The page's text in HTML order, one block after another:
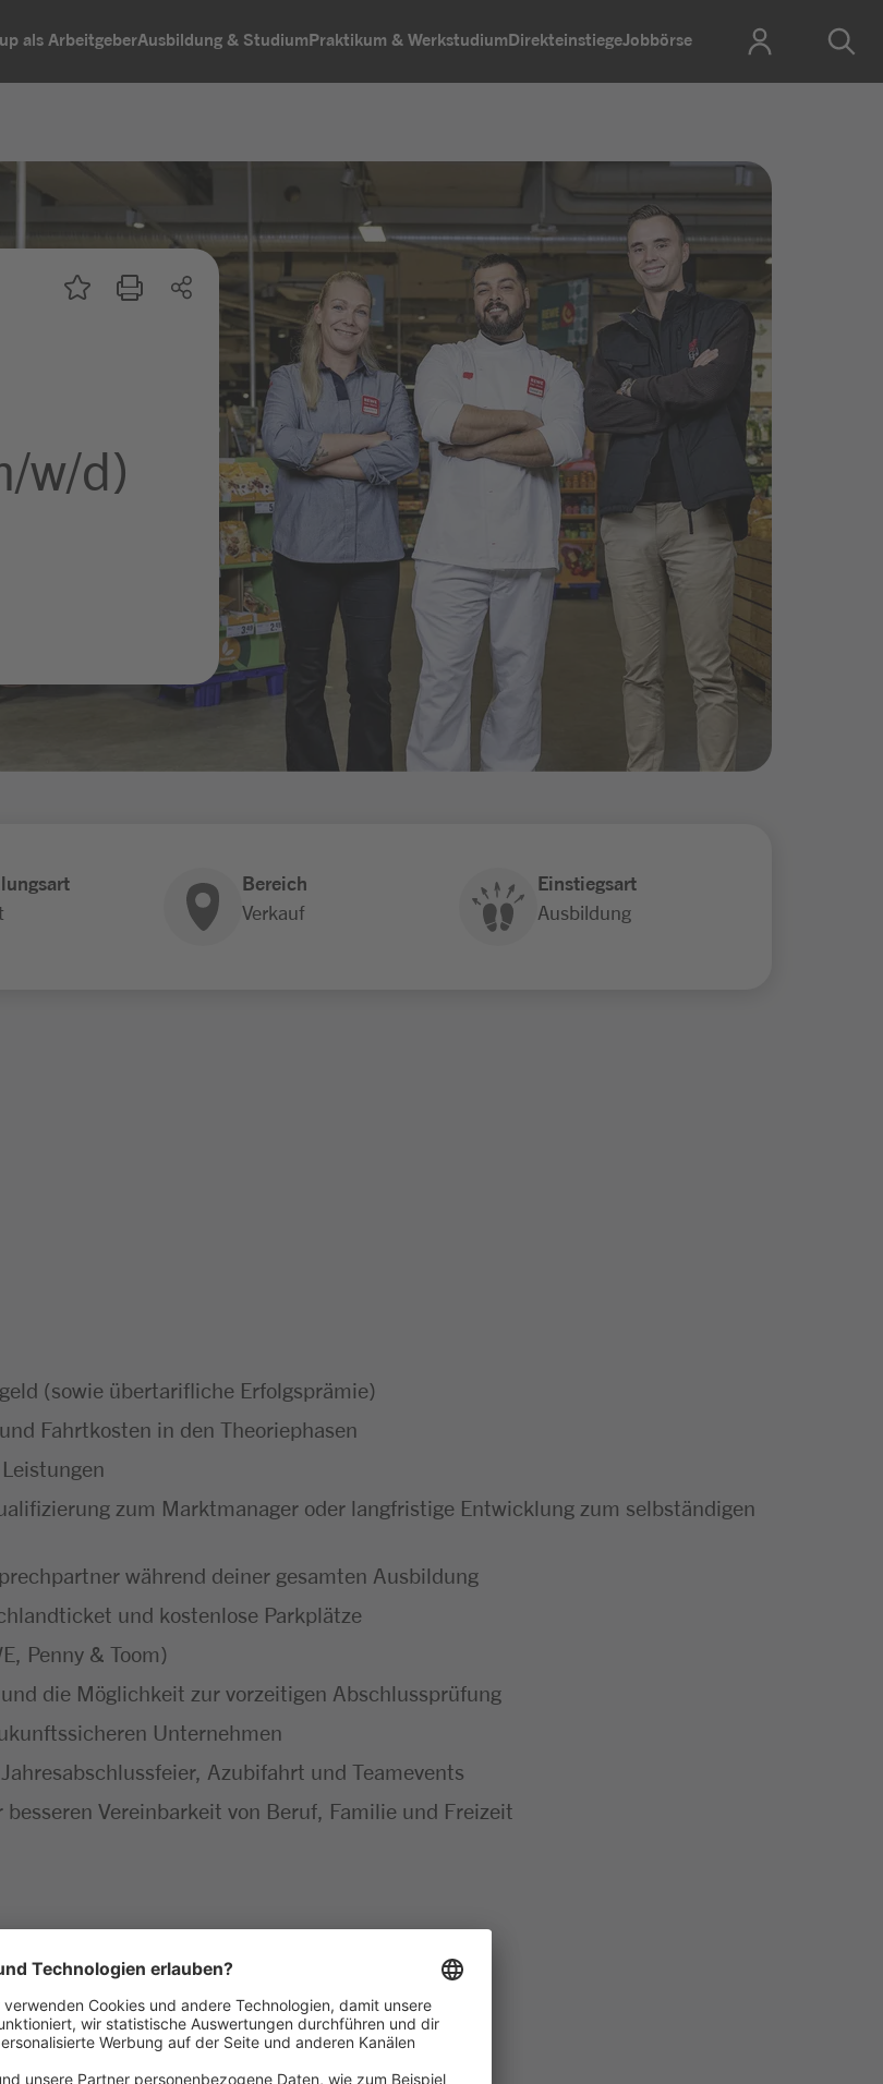
als ArbeitgeberAusbildung & StudiumPraktikum & WerkstudiumDirekteinstiegeJobbörse
w/d)
Bereich
Verkauf
Einstiegsart
Ausbildung
(sowie übertarifliche Erfolgsprämie)
Fahrtkosten in den Theoriephasen
zum Marktmanager oder langfristige Entwicklung zum selbständigen
während deiner gesamten Ausbildung
und kostenlose Parkplätze
Penny & Toom)
die Möglichkeit zur vorzeitigen Abschlussprüfung
Unternehmen
Azubifahrt und Teamevents
besseren Vereinbarkeit von Beruf, Familie und Freizeit
Ware